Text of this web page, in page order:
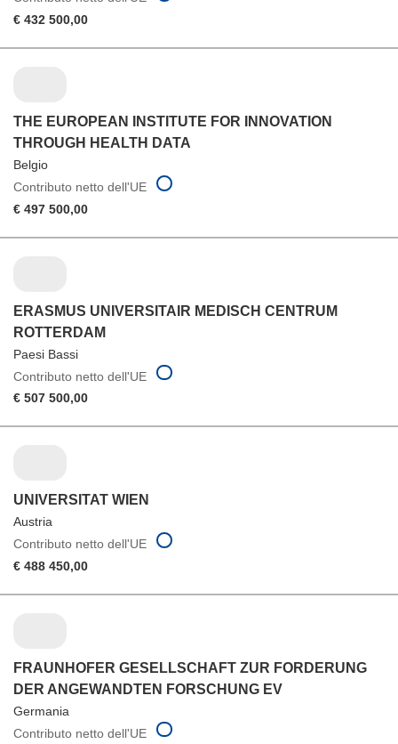
€ 432 500,00
THE EUROPEAN INSTITUTE FOR INNOVATION
THROUGH HEALTH DATA
Belgio
Contributo netto dell'UE
€ 497 500,00
ERASMUS UNIVERSITAIR MEDISCH CENTRUM
ROTTERDAM
Paesi Bassi
Contributo netto dell'UE
€ 507 500,00
UNIVERSITAT WIEN
Austria
Contributo netto dell'UE
€ 488 450,00
FRAUNHOFER GESELLSCHAFT ZUR FORDERUNG
DER ANGEWANDTEN FORSCHUNG EV
Germania
Contributo netto dell'UE